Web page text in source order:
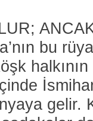
bu
gelir.